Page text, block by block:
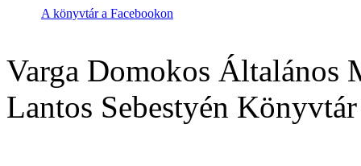
A könyvtár a Facebookon
Varga Domokos Általános
Lantos Sebestyén